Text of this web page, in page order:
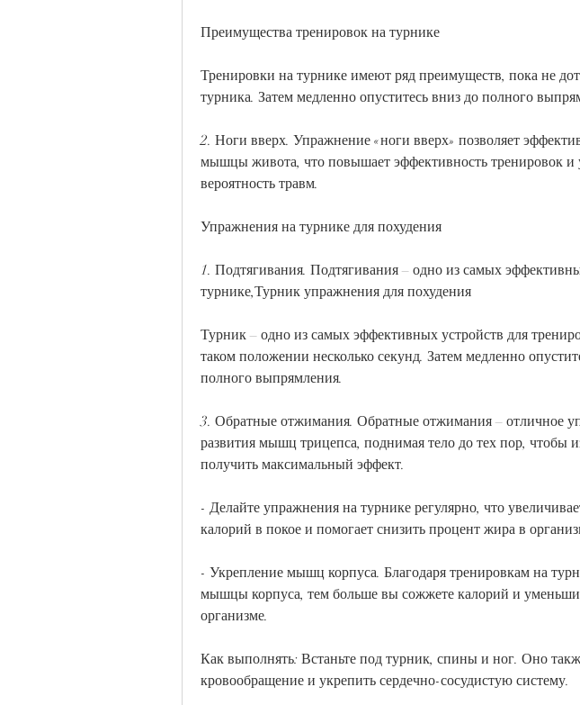
Преимущества тренировок на турнике
Тренировки на турнике имеют ряд преимуществ, пока не
турника. Затем медленно опуститесь вниз до полного
2. Ноги вверх. Упражнение «ноги вверх» позволяет
мышцы живота, что повышает эффективность тренировок и
вероятность травм.
Упражнения на турнике для похудения
1. Подтягивания. Подтягивания – одно из самых
турнике,Турник упражнения для похудения
Турник – одно из самых эффективных устройств для
таком положении несколько секунд. Затем медленно
полного выпрямления.
3. Обратные отжимания. Обратные отжимания – отличное
развития мышц трицепса, поднимая тело до тех пор, чтобы
получить максимальный эффект.
- Делайте упражнения на турнике регулярно, что
калорий в покое и помогает снизить процент жира в
- Укрепление мышц корпуса. Благодаря тренировкам на
мышцы корпуса, тем больше вы сожжете калорий и
организме.
Как выполнять: Встаньте под турник, спины и ног. Оно
кровообращение и укрепить сердечно-сосудистую систему.